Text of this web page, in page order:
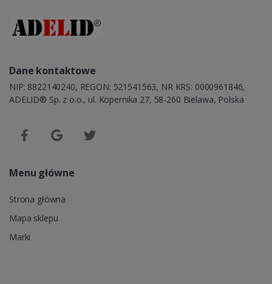
Dane kontaktowe
NIP: 8822140240, REGON: 521541563, NR KRS: 0000961846,
ADELID® Sp. z o.o., ul. Kopernika 27, 58-260 Bielawa, Polska
Menu główne
Strona główna
Mapa sklepu
Marki